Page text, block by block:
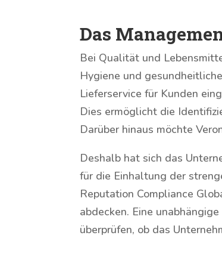
Das
Bei Qualität und
Hygiene und
Lieferservice für Kunden
Dies ermöglicht die
Darüber hinaus möchte
Deshalb hat sich das
für die Einhaltung der
Reputation Compliance
abdecken. Eine
überprüfen, ob das